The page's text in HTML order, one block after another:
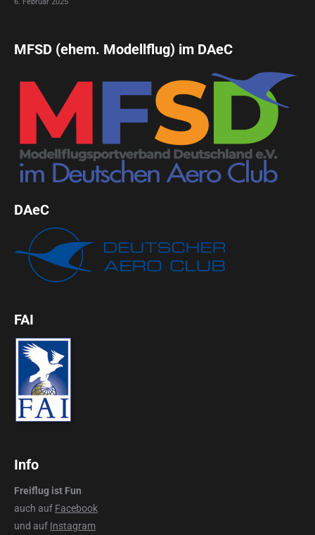
MFSD (ehem. Modellflug) im DAeC
DAeC
FAI
Info
Freiflug ist Fun
auch auf Facebook
und auf Instagram